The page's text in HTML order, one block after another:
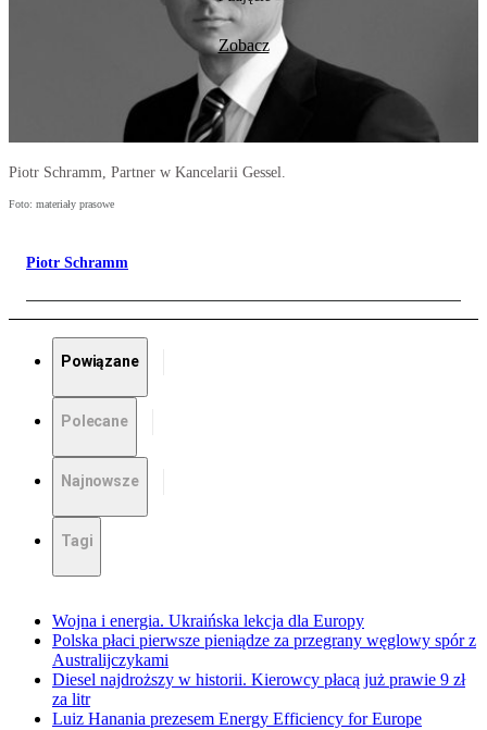
Zobacz
Piotr Schramm, Partner w Kancelarii Gessel.
Foto: materiały prasowe
Piotr Schramm
Powiązane
Polecane
Najnowsze
Tagi
Wojna i energia. Ukraińska lekcja dla Europy
Polska płaci pierwsze pieniądze za przegrany węglowy spór z
Australijczykami
Diesel najdroższy w historii. Kierowcy płacą już prawie 9 zł
za litr
Luiz Hanania prezesem Energy Efficiency for Europe